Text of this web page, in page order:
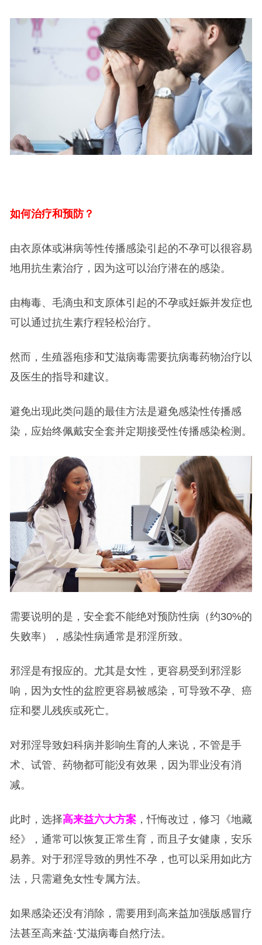
如何治疗和预防？
由衣原体或淋病等性传播感染引起的不孕可以很容易
地用抗生素治疗，因为这可以治疗潜在的感染。
由梅毒、毛滴虫和支原体引起的不孕或妊娠并发症也
可以通过抗生素疗程轻松治疗。
然而，生殖器疱疹和艾滋病毒需要抗病毒药物治疗以
及医生的指导和建议。
避免出现此类问题的最佳方法是避免感染性传播感
染，应始终佩戴安全套并定期接受性传播感染检测。
需要说明的是，安全套不能绝对预防性病（约30%的
失败率），感染性病通常是邪淫所致。
邪淫是有报应的。尤其是女性，更容易受到邪淫影
响，因为女性的盆腔更容易被感染，可导致不孕、癌
症和婴儿残疾或死亡。
对邪淫导致妇科病并影响生育的人来说，不管是手
术、试管、药物都可能没有效果，因为罪业没有消
减。
此时，选择高来益六大方案，忏悔改过，修习《地藏
经》，通常可以恢复正常生育，而且子女健康，安乐
易养。对于邪淫导致的男性不孕，也可以采用如此方
法，只需避免女性专属方法。
如果感染还没有消除，需要用到高来益加强版感冒疗
法甚至高来益·艾滋病毒自然疗法。